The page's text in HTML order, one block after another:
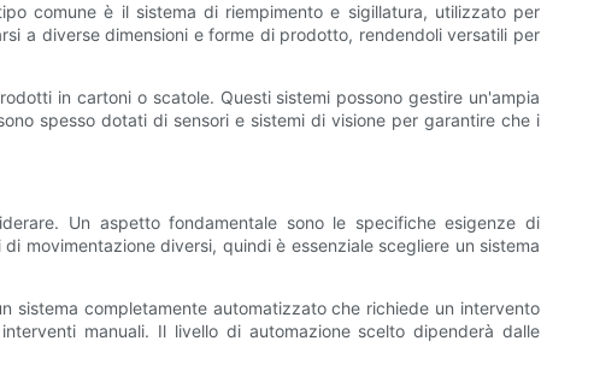
comune è il sistema di riempimento e sigillatura, utilizzato per
a diverse dimensioni e forme di prodotto, rendendoli versatili per
in cartoni o scatole. Questi sistemi possono gestire un'ampia
spesso dotati di sensori e sistemi di visione per garantire che i
Un aspetto fondamentale sono le specifiche esigenze di
movimentazione diversi, quindi è essenziale scegliere un sistema
sistema completamente automatizzato che richiede un intervento
manuali. Il livello di automazione scelto dipenderà dalle